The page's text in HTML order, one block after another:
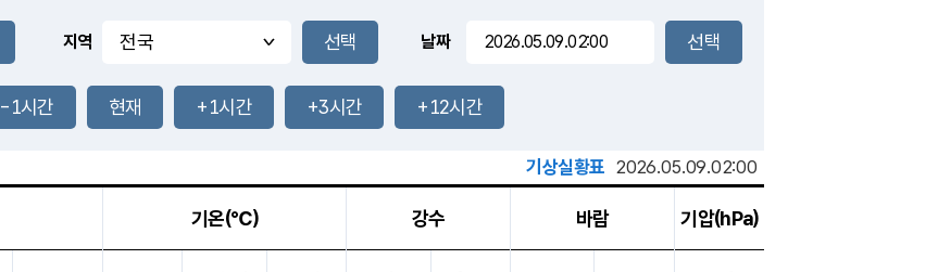
-mm
-mm
장호원
28.9
℃
31.0℃
0.0m/s
-mm
-mm
지역 날짜
-1시간 현재 +1시간 +3시간 +12시간
기상실황표 2026.05.09.02:00
기온(℃) 강수 바람 기압(hPa)